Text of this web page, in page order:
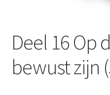
Deel 16 Op
bewust zijn